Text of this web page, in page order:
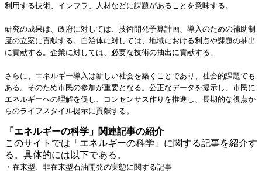
利用する技術、インフラ、人材などに課題があることを意味する。
研究の成果は、政府に対しては、技術開発予算計画、導入のための補助制
度の立案に貢献する。自治体に対しては、地域における利点や課題の抽出
に貢献する。企業に対しては、必要な技術の抽出に貢献する。
さらに、エネルギー導入は新しい社会を築くことであり、社会的課題でも
ある。そのため市民の参加が重要となる。公正なデータを提示し、市民に
エネルギーへの理解を促し、コンセンサス作りを推進し、長期的な視点か
らのライフスタイル提示に貢献する。
「エネルギーの科学」関連記事の紹介
このサイトでは「エネルギーの科学」に関する記事を紹介す
る。具体的には以下である。
・在来型、非在来型石油開発の実態に関する記事